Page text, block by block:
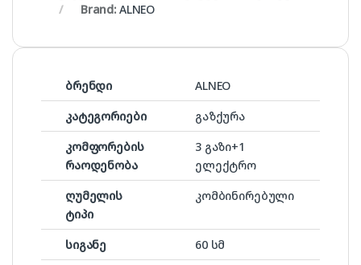
Brand: ALNEO
ბრენდი
ALNEO
კატეგორიები
გაზქურა
კომფორების
რაოდენობა
3 გაზი+1
ელექტრო
ღუმელის
ტიპი
კომბინირებული
სიგანე
60 სმ